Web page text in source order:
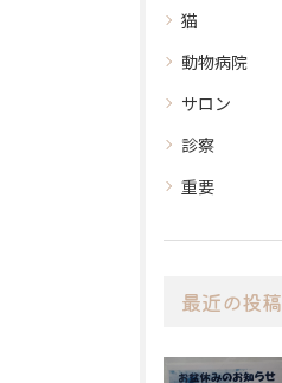
猫
動物病院
サロン
診察
重要
最近の投稿